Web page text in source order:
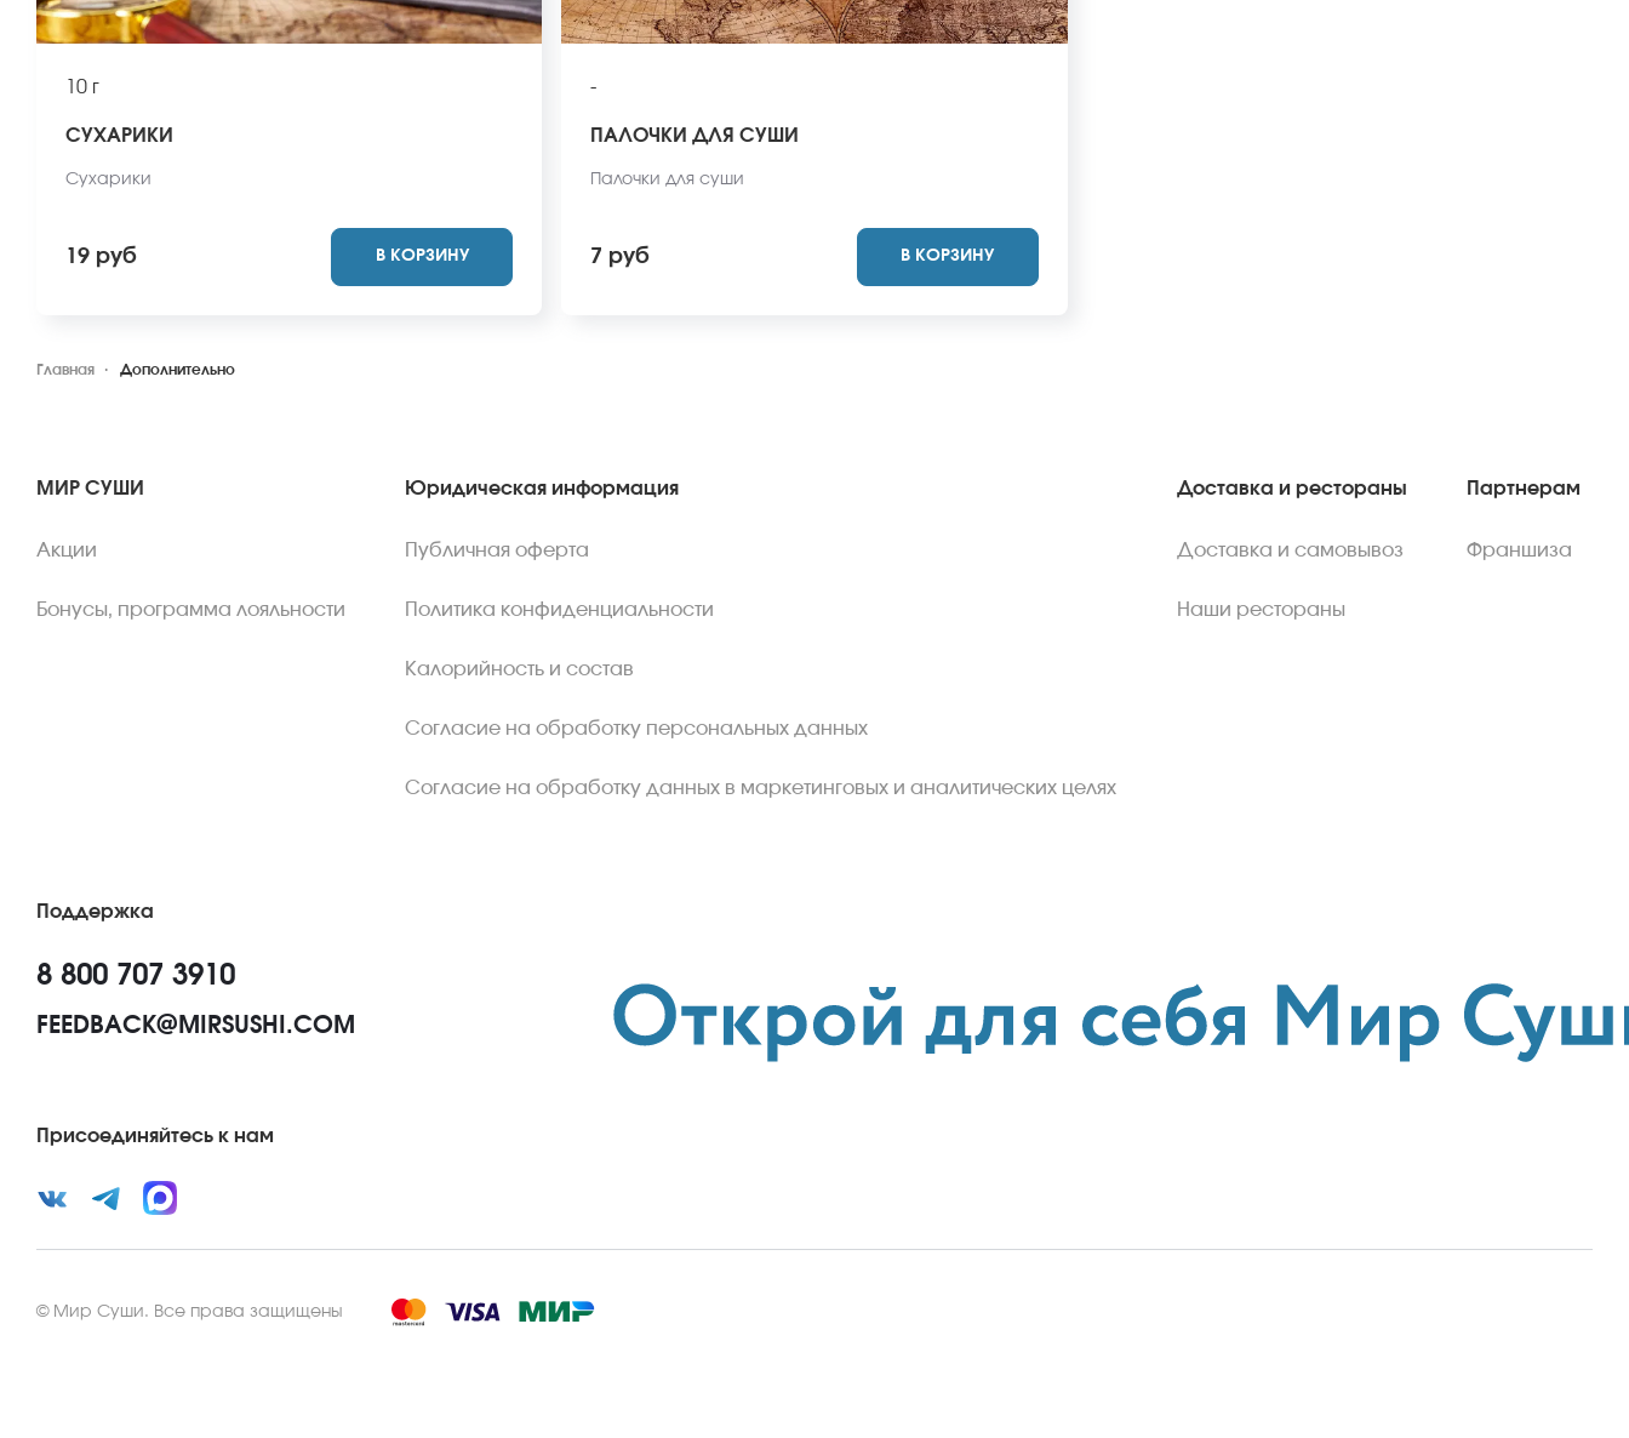
10 г
СУХАРИКИ
Сухарики
19 руб В КОРЗИНУ
-
ПАЛОЧКИ ДЛЯ СУШИ
Палочки для суши
7 руб В КОРЗИНУ
Главная Дополнительно
МИР СУШИ
Акции
Бонусы, программа лояльности
Юридическая информация
Публичная оферта
Политика конфиденциальности
Калорийность и состав
Согласие на обработку персональных данных
Согласие на обработку данных в маркетинговых и аналитических целях
Доставка и рестораны
Доставка и самовывоз
Наши рестораны
Партнерам
Франшиза
Поддержка
8 800 707 3910
FEEDBACK@MIRSUSHI.COM
Присоединяйтесь к нам
© Мир Суши. Все права защищены